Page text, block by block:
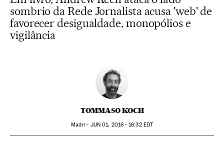
sombrio da Rede Jornalista acusa 'web' de
favorecer desigualdade, monopólios e
vigilância
TOMMASO KOCH
Madri - JUN 01, 2016 - 16:32EDT